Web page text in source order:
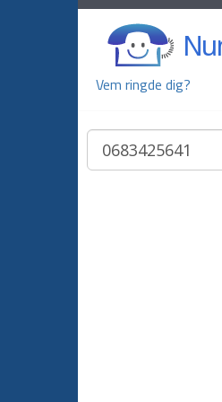
Vem ringde dig?